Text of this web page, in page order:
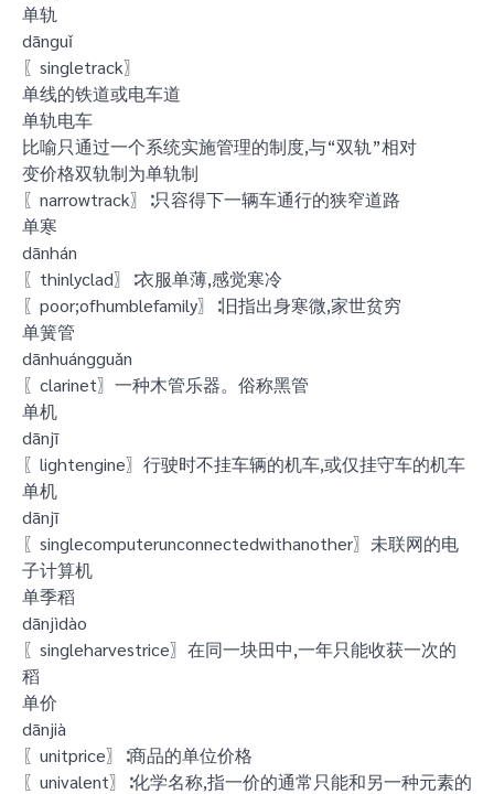
单轨
dānguǐ
〖singletrack〗
单线的铁道或电车道
单轨电车
比喻只通过一个系统实施管理的制度,与“双轨”相对
变价格双轨制为单轨制
〖narrowtrack〗∶只容得下一辆车通行的狭窄道路
单寒
dānhán
〖thinlyclad〗∶衣服单薄,感觉寒冷
〖poor;ofhumblefamily〗∶旧指出身寒微,家世贫穷
单簧管
dānhuángguǎn
〖clarinet〗一种木管乐器。俗称黑管
单机
dānjī
〖lightengine〗行驶时不挂车辆的机车,或仅挂守车的机车
单机
dānjī
〖singlecomputerunconnectedwithanother〗未联网的电
子计算机
单季稻
dānjìdào
〖singleharvestrice〗在同一块田中,一年只能收获一次的
稻
单价
dānjià
〖unitprice〗∶商品的单位价格
〖univalent〗∶化学名称,指一价的通常只能和另一种元素的